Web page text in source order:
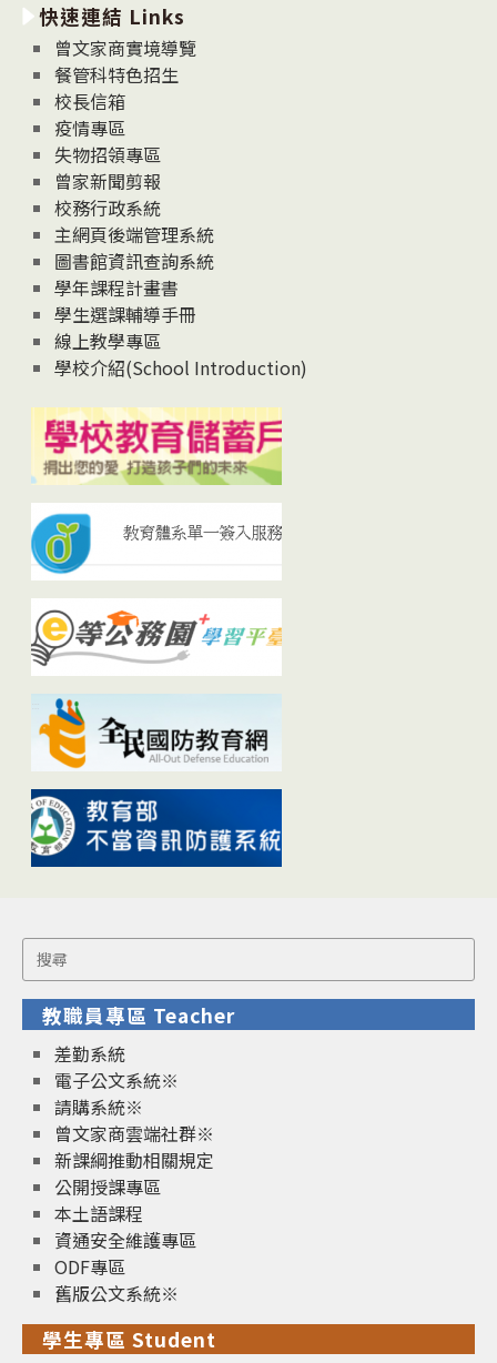
消
息
News
快速連結 Links
曾文家商實境導覽
餐管科特色招生
校長信箱
疫情專區
失物招領專區
曾家新聞剪報
校務行政系統
主網頁後端管理系統
圖書館資訊查詢系統
學年課程計畫書
學生選課輔導手冊
線上教學專區
學校介紹(School Introduction)
Search
for:
教職員專區 Teacher
差勤系統
電子公文系統※
請購系統※
曾文家商雲端社群※
新課綱推動相關規定
公開授課專區
本土語課程
資通安全維護專區
ODF專區
舊版公文系統※
學生專區 Student